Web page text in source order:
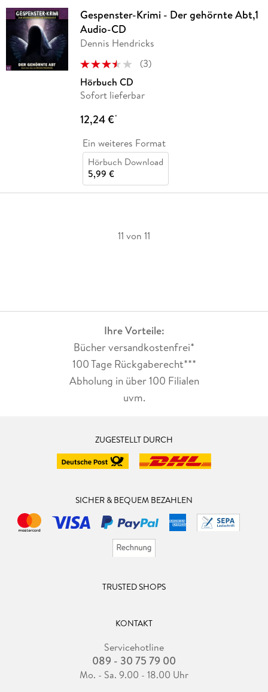
Gespenster-Krimi - Der gehörnte Abt,1
Audio-CD
Dennis Hendricks
(3)
Hörbuch CD
Sofort lieferbar
12,24 €*
Ein weiteres Format
Hörbuch Download
5,99 €
11 von 11
Ihre Vorteile:
Bücher versandkostenfrei*
100 Tage Rückgaberecht***
Abholung in über 100 Filialen
uvm.
ZUGESTELLT DURCH
SICHER & BEQUEM BEZAHLEN
TRUSTED SHOPS
KONTAKT
Servicehotline
089 - 30 75 79 00
Mo. - Sa. 9.00 - 18.00 Uhr